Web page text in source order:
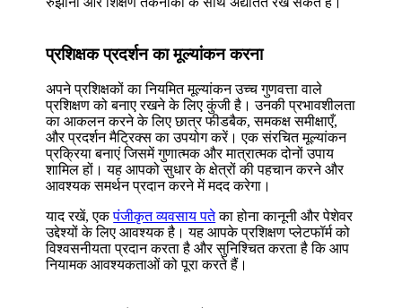
प्रशिक्षक प्रदर्शन का मूल्यांकन करना
अपने प्रशिक्षकों का नियमित मूल्यांकन उच्च गुणवत्ता वाले
प्रशिक्षण को बनाए रखने के लिए कुंजी है। उनकी प्रभावशीलता
का आकलन करने के लिए छात्र फीडबैक, समकक्ष समीक्षाएँ,
और प्रदर्शन मैट्रिक्स का उपयोग करें। एक संरचित मूल्यांकन
प्रक्रिया बनाएं जिसमें गुणात्मक और मात्रात्मक दोनों उपाय
शामिल हों। यह आपको सुधार के क्षेत्रों की पहचान करने और
आवश्यक समर्थन प्रदान करने में मदद करेगा।
याद रखें, एकपंजीकृत व्यवसाय पतेका होना कानूनी और पेशेवर
उद्देश्यों के लिए आवश्यक है। यह आपके प्रशिक्षण प्लेटफॉर्म को
विश्वसनीयता प्रदान करता है और सुनिश्चित करता है कि आप
नियामक आवश्यकताओं को पूरा करते हैं।